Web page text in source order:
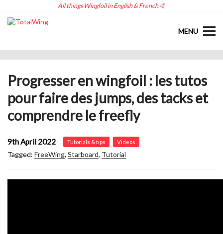
All things Wingfoil in English & French 🤙
MENU
Progresser en wingfoil : les tutos
pour faire des jumps, des tacks et
comprendre le freefly
9th April 2022 Tutorials & tips Videos
Tagged: FreeWing, Starboard, Tutorial